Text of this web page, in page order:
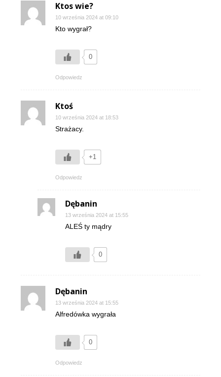
Ktos wie?
10 września 2024 at 09:10
Kto wygrał?
0
Odpowiedz
Ktoś
10 września 2024 at 18:53
Strażacy.
+1
Odpowiedz
Dębanin
13 września 2024 at 15:55
ALEŚ ty mądry
0
Dębanin
13 września 2024 at 15:55
Alfredówka wygrała
0
Odpowiedz